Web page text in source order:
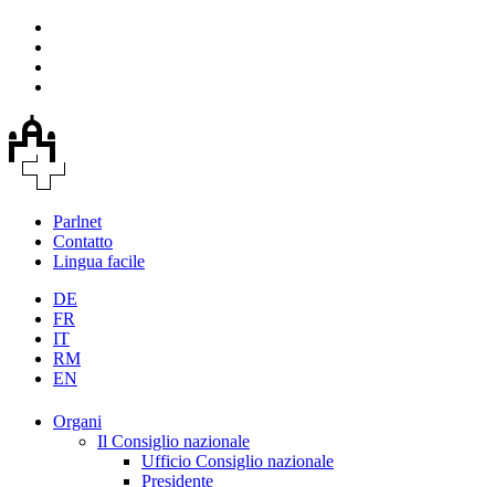
Parlnet
Contatto
Lingua facile
DE
FR
IT
RM
EN
Organi
Il Consiglio nazionale
Ufficio Consiglio nazionale
Presidente